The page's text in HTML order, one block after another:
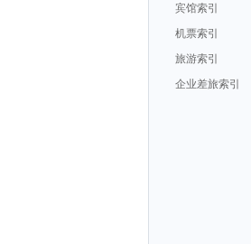
宾馆索引
机票索引
旅游索引
企业差旅索引